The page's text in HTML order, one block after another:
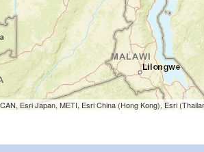
Esri Japan, METI, Esri China (Hong Kong), Esri